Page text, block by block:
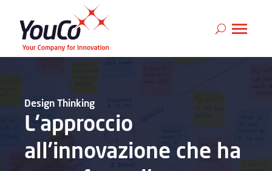
L’approccio
all’innovazione che ha
Design Thinking